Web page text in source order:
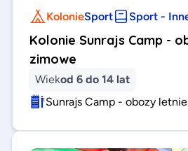
KolonieSport Sport -
Kolonie Sunrajs Camp -
zimowe
Wiekod 6 do 14 lat
Sunrajs Camp - obozy